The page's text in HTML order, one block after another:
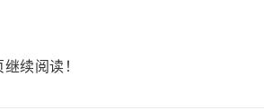
续阅读！